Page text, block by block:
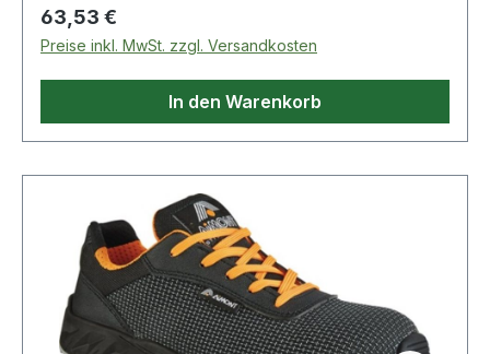
abriebfeste, ölresistente, rutschfeste und
antistatische PU/PU Laufsohle · Weite 11Weitere
technische Eigenschaften:· Zehenschutzkappe:
Light Plus Kunststoffkappe· Zwischensohle:
Regulärer Preis:
63,53 €
Preise inkl. MwSt. zzgl. Versandkosten
In den Warenkorb